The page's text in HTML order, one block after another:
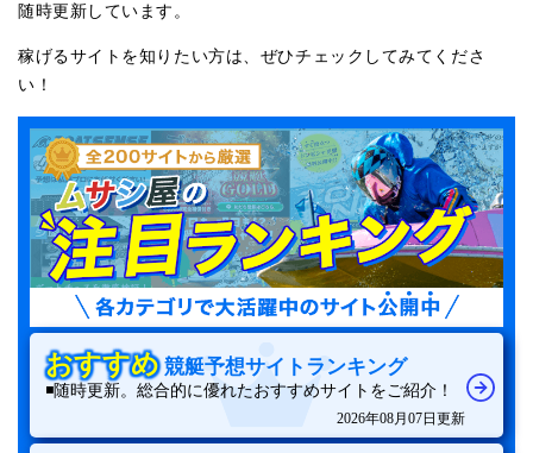
随時更新しています。
稼げるサイトを知りたい方は、ぜひチェックしてみてくださ
い！
おすすめ 競艇予想サイトランキング
◾️随時更新。総合的に優れたおすすめサイトをご紹介！
2026年08月07日更新